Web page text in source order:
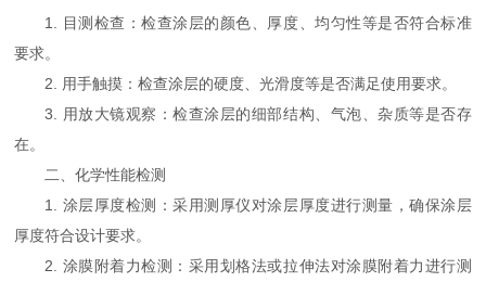
1. 目测检查：检查涂层的颜色、厚度、均匀性等是否符合标准
要求。
2. 用手触摸：检查涂层的硬度、光滑度等是否满足使用要求。
3. 用放大镜观察：检查涂层的细部结构、气泡、杂质等是否存
在。
二、化学性能检测
1. 涂层厚度检测：采用测厚仪对涂层厚度进行测量，确保涂层
厚度符合设计要求。
2. 涂膜附着力检测：采用划格法或拉伸法对涂膜附着力进行测